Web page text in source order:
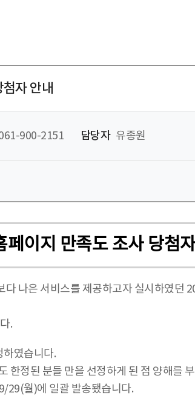
자 안내
900-2151 담당자 유종원
이지 만족도 조사 당첨
나은 서비스를 제공하고자 실시하였던
.
하였습니다.
한정된 분들 만을 선정하게 된 점 양해를
29(월)에 일괄 발송됐습니다.